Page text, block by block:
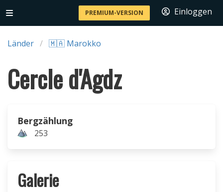
PREMIUM-VERSION Einloggen
Länder 🇲🇦 Marokko
Cercle d'Agdz
Bergzählung
253
Galerie